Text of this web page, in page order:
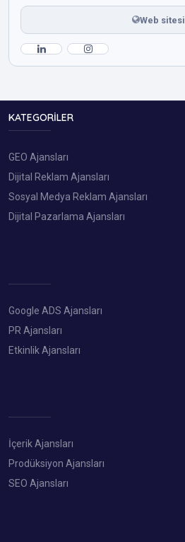
Web sitesi
KATEGORILER
GEO Ajansları
Dijital Reklam Ajansları
Sosyal Medya Reklam Ajansları
Dijital Pazarlama Ajansları
Google ADS Ajansları
PR Ajansları
Etkinlik Ajansları
İçerik Ajansları
Prodüksiyon Ajansları
SEO Ajansları